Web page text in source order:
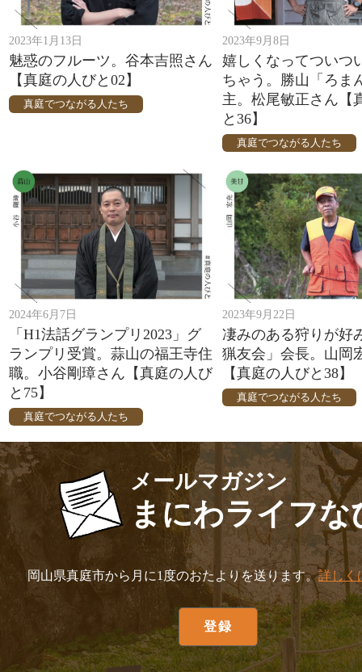
2023年1月13日
魅惑のフルーツ。谷本吉照さん
【真庭の人びと02】
真庭でつながる人たち
2023年9月8日
嬉しくなってついつ
ちゃう。勝山「ろま
主。松尾敏正さん【
と36】
真庭でつながる人たち
2024年6月7日
「H1法話グランプリ2023」グ
ランプリ受賞。蒜山の福王寺住
職。小谷剛璋さん【真庭の人び
と75】
真庭でつながる人たち
2023年9月22日
凄みのある狩りが好
猟友会」会長。山岡
【真庭の人びと38】
真庭でつながる人たち
メールマガジン
まにわライフな
岡山県真庭市から月に1度のおたよりを送ります。詳しく